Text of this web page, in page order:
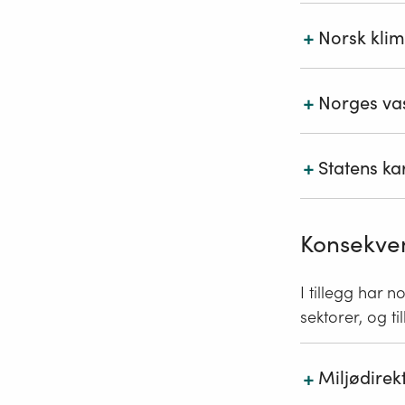
+ Norsk
Norsk
Norges
klima- og
+ Norges
Norges
og
+ Statens
Statens
stormflo
arbeidet
sentral
I tillegg har
sektorer, og
+